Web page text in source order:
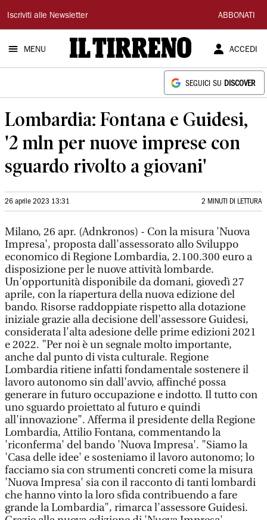
Il
Tirreno
Iscriviti alle Newsletter ABBONATI
MENU ACCEDI
SEGUICI SU DISCOVER
Lombardia: Fontana e Guidesi,
'2 mln per nuove imprese con
sguardo rivolto a giovani'
26 aprile 2023 13:31 2 MINUTI DI LETTURA
Milano, 26 apr. (Adnkronos) - Con la misura 'Nuova
Impresa', proposta dall'assessorato allo Sviluppo
economico di Regione Lombardia, 2.100.300 euro a
disposizione per le nuove attività lombarde.
Un'opportunità disponibile da domani, giovedì 27
aprile, con la riapertura della nuova edizione del
bando. Risorse raddoppiate rispetto alla dotazione
iniziale grazie alla decisione dell'assessore Guidesi,
considerata l'alta adesione delle prime edizioni 2021
e 2022. "Per noi è un segnale molto importante,
anche dal punto di vista culturale. Regione
Lombardia ritiene infatti fondamentale sostenere il
lavoro autonomo sin dall'avvio, affinché possa
generare in futuro occupazione e indotto. Il tutto con
uno sguardo proiettato al futuro e quindi
all'innovazione". Afferma il presidente della Regione
Lombardia, Attilio Fontana, commentando la
'riconferma' del bando 'Nuova Impresa'. "Siamo la
'Casa delle idee' e sosteniamo il lavoro autonomo; lo
facciamo sia con strumenti concreti come la misura
'Nuova Impresa' sia con il racconto di tanti lombardi
che hanno vinto la loro sfida contribuendo a fare
grande la Lombardia", rimarca l'assessore Guidesi.